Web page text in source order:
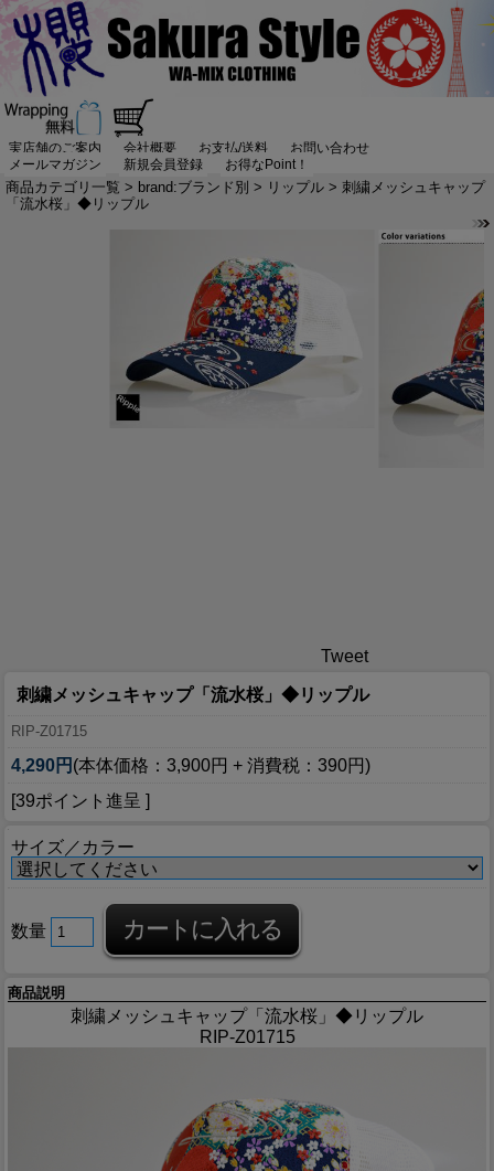
実店舗のご案内 会社概要 お支払/送料
お問い合わせ
メールマガジン
新規会員登録 お得なPoint！
商品カテゴリ一覧 > brand:ブランド別 > リップル > 刺繍メッシュキャップ
「流水桜」◆リップル
Tweet
刺繍メッシュキャップ「流水桜」◆リップル
RIP-Z01715
4,290円 (本体価格：3,900円 + 消費税：390円)
[39ポイント進呈 ]
サイズ／カラー
数量
商品説明
刺繍メッシュキャップ「流水桜」◆リップル
RIP-Z01715